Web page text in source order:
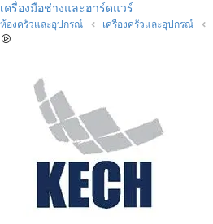
เครื่องมือช่างและฮาร์ดแวร์
ห้องครัวและอุปกรณ์ เครื่องครัวและอุปกรณ์